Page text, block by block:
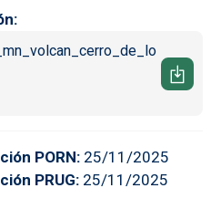
PORN 25/11/2025
PRUG 25/11/2025